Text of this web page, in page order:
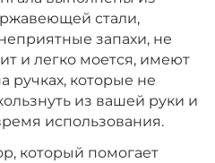
стали,
запахи, не
и легко моется, имеют
ручках, которые не
из вашей руки и
использования.
который помогает